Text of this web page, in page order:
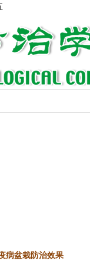
病盆栽防治效果